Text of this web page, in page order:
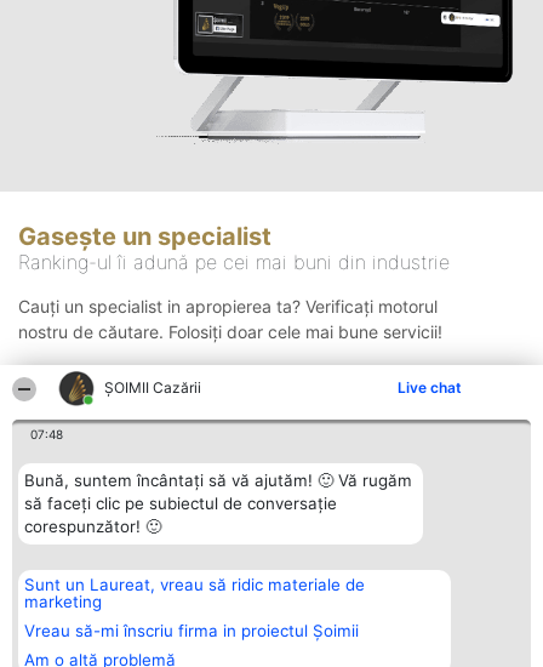
ȘOIMII Cazării Live chat
07:48
Bună, suntem încântați să vă ajutăm! 🙂 Vă rugăm
să faceți clic pe subiectul de conversație
corespunzător! 🙂
Sunt un Laureat, vreau să ridic materiale de
marketing
Vreau să-mi înscriu firma in proiectul Șoimii
Am o altă problemă
Gasește un specialist
Ranking-ul îi adună pe cei mai buni din industrie
Cauți un specialist in apropierea ta? Verificați motorul
nostru de căutare. Folosiți doar cele mai bune servicii!
Organizator Ranking
BRIGHT SOLUTIONS BR SRL
Aleea Timisul De Sus 2 Bl. A30
Sc. A Et. 4 Ap. 13 Cod 061952
București
Plebiscyt
Lista Tuturor
Laureaților
Contact